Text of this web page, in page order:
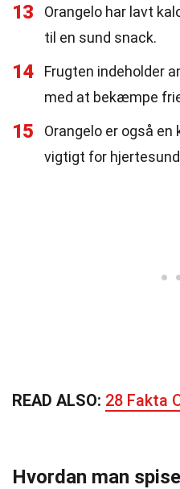
13
Orangelo har lavt
til en sund snack.
14
Frugten indeholder
med at bekæmpe
15
Orangelo er også en
vigtigt for
READ ALSO: 28 Fakta
Hvordan man